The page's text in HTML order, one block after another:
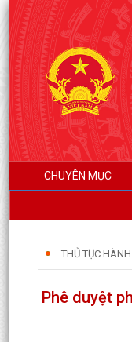
CHUYÊN MỤC
THỦ TỤC
Phê duyệt